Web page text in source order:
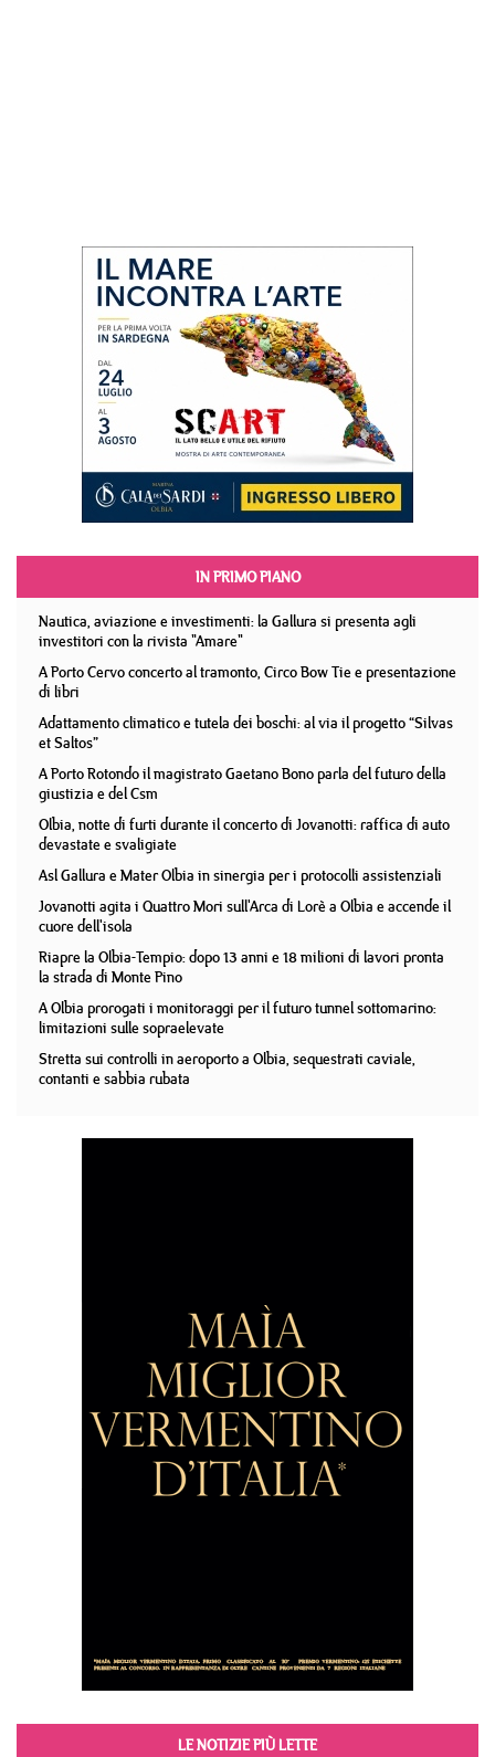
IN PRIMO PIANO
Nautica, aviazione e investimenti: la Gallura si presenta agli
investitori con la rivista "Amare"
A Porto Cervo concerto al tramonto, Circo Bow Tie e presentazione
di libri
Adattamento climatico e tutela dei boschi: al via il progetto “Silvas
et Saltos”
A Porto Rotondo il magistrato Gaetano Bono parla del futuro della
giustizia e del Csm
Olbia, notte di furti durante il concerto di Jovanotti: raffica di auto
devastate e svaligiate
Asl Gallura e Mater Olbia in sinergia per i protocolli assistenziali
Jovanotti agita i Quattro Mori sull'Arca di Lorè a Olbia e accende il
cuore dell'isola
Riapre la Olbia-Tempio: dopo 13 anni e 18 milioni di lavori pronta
la strada di Monte Pino
A Olbia prorogati i monitoraggi per il futuro tunnel sottomarino:
limitazioni sulle sopraelevate
Stretta sui controlli in aeroporto a Olbia, sequestrati caviale,
contanti e sabbia rubata
LE NOTIZIE PIÙ LETTE